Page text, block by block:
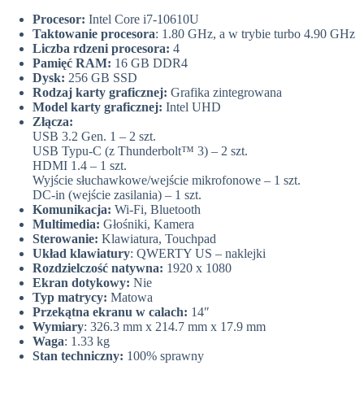
Procesor: Intel Core i7-10610U
Taktowanie procesora: 1.80 GHz, a w trybie turbo 4.90 GHz
Liczba rdzeni procesora: 4
Pamięć RAM: 16 GB DDR4
Dysk: 256 GB SSD
Rodzaj karty graficznej: Grafika zintegrowana
Model karty graficznej: Intel UHD
Złącza:
USB 3.2 Gen. 1 – 2 szt.
USB Typu-C (z Thunderbolt™ 3) – 2 szt.
HDMI 1.4 – 1 szt.
Wyjście słuchawkowe/wejście mikrofonowe – 1 szt.
DC-in (wejście zasilania) – 1 szt.
Komunikacja: Wi-Fi, Bluetooth
Multimedia: Głośniki, Kamera
Sterowanie: Klawiatura, Touchpad
Układ klawiatury: QWERTY US – naklejki
Rozdzielczość natywna: 1920 x 1080
Ekran dotykowy: Nie
Typ matrycy: Matowa
Przekątna ekranu w calach: 14″
Wymiary: 326.3 mm x 214.7 mm x 17.9 mm
Waga: 1.33 kg
Stan techniczny: 100% sprawny